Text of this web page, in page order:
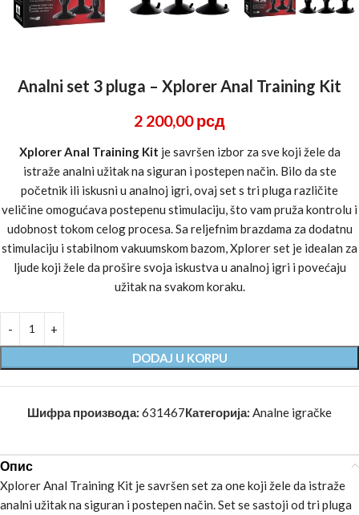
Analni set 3 pluga – Xplorer Anal Training Kit
2 200,00рсд
Xplorer Anal Training Kit je savršen izbor za sve koji žele da
istraže analni užitak na siguran i postepen način. Bilo da ste
početnik ili iskusni u analnoj igri, ovaj set s tri pluga različite
veličine omogućava postepenu stimulaciju, što vam pruža kontrolu i
udobnost tokom celog procesa. Sa reljefnim brazdama za dodatnu
stimulaciju i stabilnom vakuumskom bazom, Xplorer set je idealan za
ljude koji žele da prošire svoja iskustva u analnoj igri i povećaju
užitak na svakom koraku.
DODAJ U KORPU
Шифра производа: 631467Категорија: Analne igračke
Опис
Xplorer Anal Training Kit je savršen set za one koji žele da istraže
analni užitak na siguran i postepen način. Set se sastoji od tri pluga